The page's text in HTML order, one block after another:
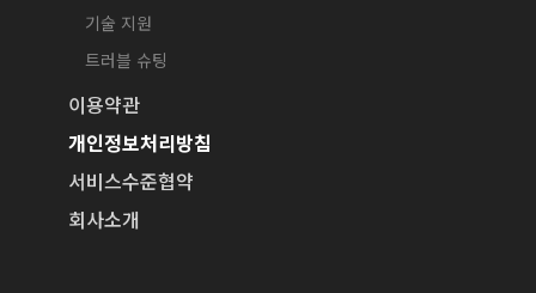
기술 지원
트러블 슈팅
이용약관
개인정보처리방침
서비스수준협약
회사소개